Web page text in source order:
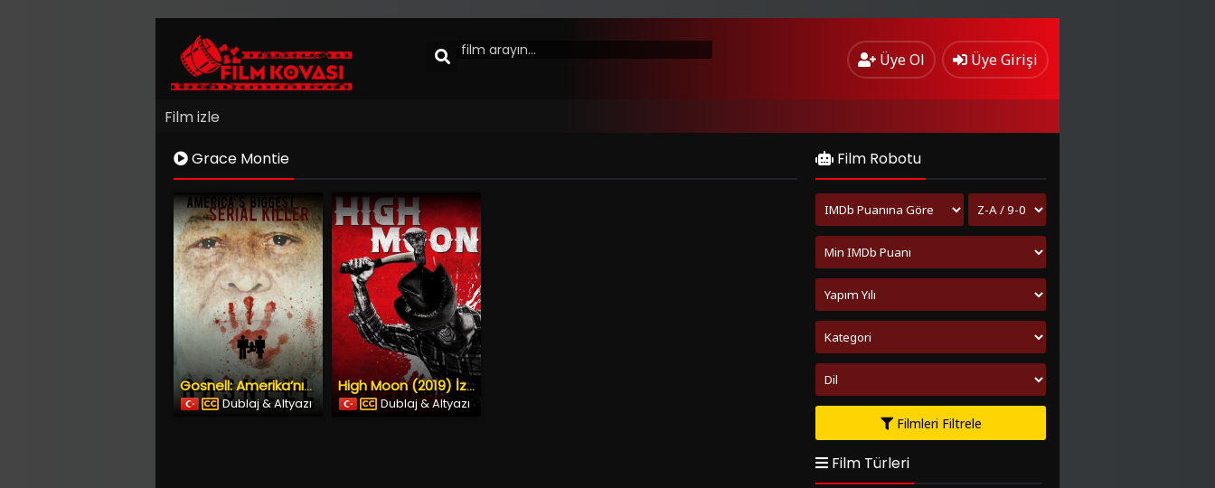
Üye Ol Üye Girişi
Film izle
Grace Montie
Gosnell: Amerika’nın En Büyük Seri Katilinin Denemesi (2018) İzle
Dublaj & Altyazı
High Moon (2019) İzle
Dublaj & Altyazı
Film Robotu
Filmleri Filtrele
Film Türleri